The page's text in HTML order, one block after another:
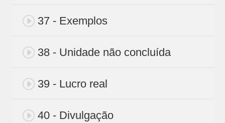
37 - Exemplos
38 - Unidade não concluída
39 - Lucro real
40 - Divulgação